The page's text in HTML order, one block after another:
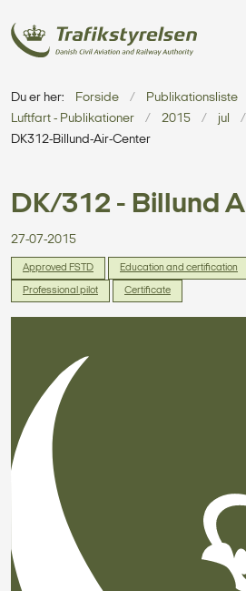
Du er her: Forside
Publikationsliste
Luftfart - Publikationer
2015
jul
DK312-Billund-Air-Center
DK/312 - Billund
27-07-2015
Approved FSTD Education and certification
Professional pilot Certificate